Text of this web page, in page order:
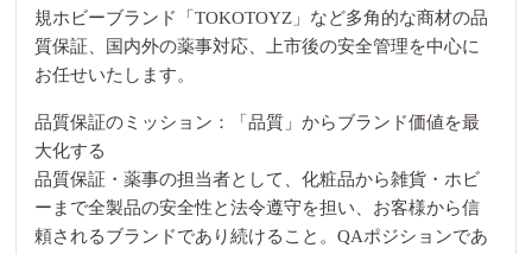
規ホビーブランド「TOKOTOYZ」など多角的な商材の品
質保証、国内外の薬事対応、上市後の安全管理を中心に
お任せいたします。
品質保証のミッション：「品質」からブランド価値を最
大化する
品質保証・薬事の担当者として、化粧品から雑貨・ホビ
ーまで全製品の安全性と法令遵守を担い、お客様から信
頼されるブランドであり続けること。QAポジションであ